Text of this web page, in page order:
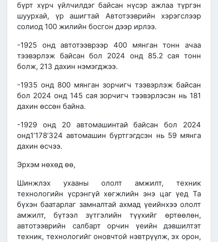
бүрт хүрч үйлчилдэг байсан нүсэр ажлаа түргэн
шуурхай, үр ашигтай Автотээврийн хэрэгслээр
солиод 100 жилийн босгон дээр ирлээ.
-1925 ондавтотээврээр 400 мянган тонн ачаа
тээвэрлэж байсан бол 2024 онд85.2 сая тонн
болж, 213 дахин нэмэгджээ.
-1935 онд 800 мянган зорчигч тээвэрлэж байсан
бол 2024 онд145 сая зорчигч тээвэрлэсэн нь 181
дахин өссөн байна.
-1929 онд20 автомашинтай байсан бол 2024
онд1’178’324 автомашин бүртгэгдсэн нь 59 мянга
дахин өсчээ.
Эрхэм нөхөд өө,
Шинжлэх ухааны ололт амжилт, техник
технологийн үсрэнгүй хөгжлийн энэ цаг үед Та
бүхэн баатарлаг замналтай ахмад үеийнхээ ололт
амжилт, бүтээл зүтгэлийн түүхийг өртөөлөн,
автотээврийн салбарт орчин үеийн дэвшилтэт
техник, технологийг оновчтой нэвтрүүлж, эх орон,